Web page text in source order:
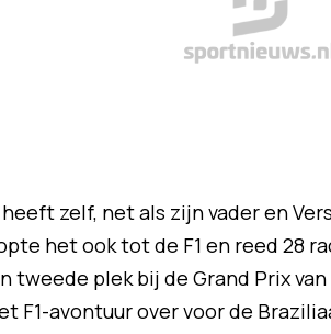
zelf, net als zijn vader en
het ook tot de F1 en reed 28
tweede plek bij de Grand Prix
F1-avontuur over voor de